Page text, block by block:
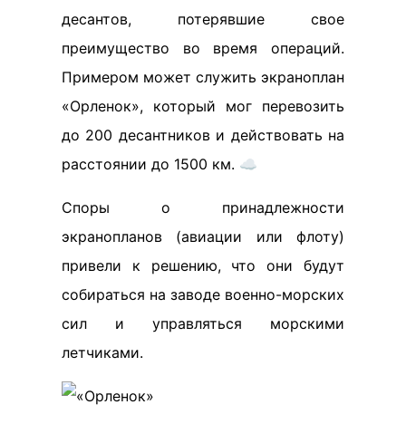
десантов, потерявшие свое
преимущество во время операций.
Примером может служить экраноплан
«Орленок», который мог перевозить
до 200 десантников и действовать на
расстоянии до 1500 км. ☁️
Споры о принадлежности
экранопланов (авиации или флоту)
привели к решению, что они будут
собираться на заводе военно-морских
сил и управляться морскими
летчиками.